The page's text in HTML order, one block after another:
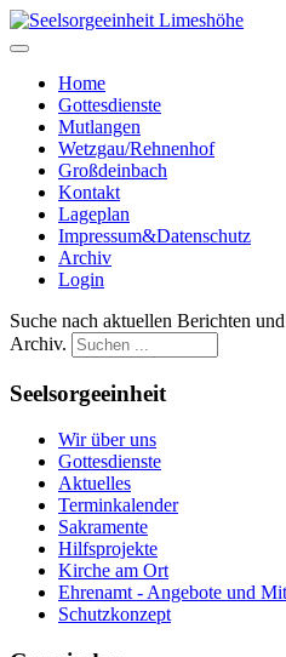
Home
Gottesdienste
Mutlangen
Wetzgau/Rehnenhof
Großdeinbach
Kontakt
Lageplan
Impressum&Datenschutz
Archiv
Login
Suche nach aktuellen Berichten
Archiv.
Seelsorgeeinheit
Wir über uns
Gottesdienste
Aktuelles
Terminkalender
Sakramente
Hilfsprojekte
Kirche am Ort
Ehrenamt - Angebote und
Schutzkonzept